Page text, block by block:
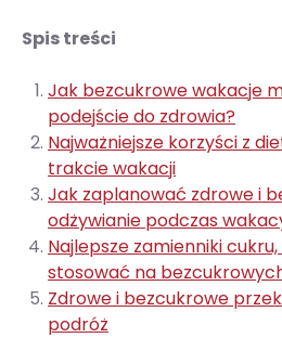
Spis treści
Jak bezcukrowe wakacje
podejście do zdrowia?
Najważniejsze korzyści z
trakcie wakacji
Jak zaplanować zdrowe i
odżywianie podczas
Najlepsze zamienniki
stosować na
Zdrowe i bezcukrowe
podróż